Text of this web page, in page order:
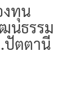
งทุน
นธรรม​
ตตานี